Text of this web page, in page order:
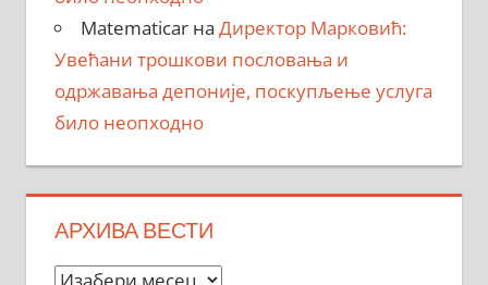
Matematicarна Директор Марковић:
Увећани трошкови пословања и
одржавања депоније, поскупљење услуга
било неопходно
АРХИВА ВЕСТИ
Архива